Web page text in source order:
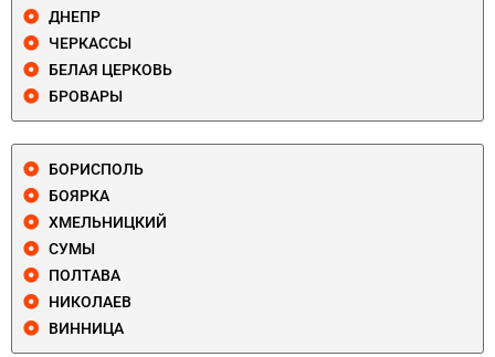
ДНЕПР
ЧЕРКАССЫ
БЕЛАЯ ЦЕРКОВЬ
БРОВАРЫ
БОРИСПОЛЬ
БОЯРКА
ХМЕЛЬНИЦКИЙ
СУМЫ
ПОЛТАВА
НИКОЛАЕВ
ВИННИЦА